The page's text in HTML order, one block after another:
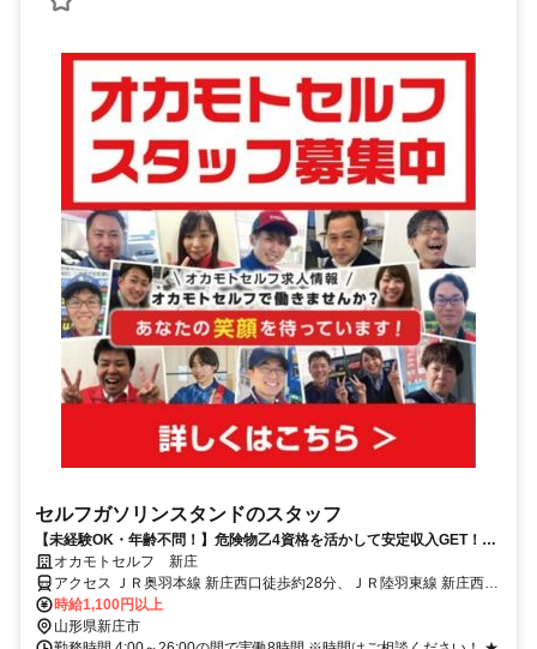
セルフガソリンスタンドのスタッフ
【未経験OK・年齢不問！】危険物乙4資格を活かして安定収入GET！シ
フト融通◎家族も使える給油社割あり！週4日～OK！
オカモトセルフ 新庄
アクセス ＪＲ奥羽本線 新庄西口徒歩約28分、ＪＲ陸羽東線 新庄西口
徒歩約28分、ＪＲ陸羽西線 新庄西口徒歩約28分
時給1,100円以上
山形県新庄市